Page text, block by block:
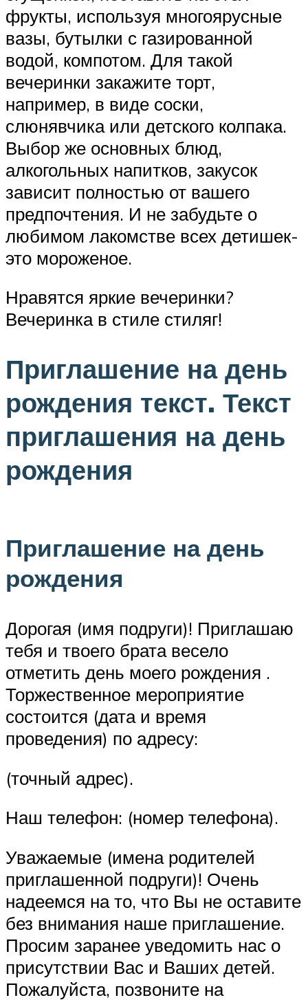
фрукты, используя многоярусные
вазы, бутылки с газированной
водой, компотом. Для такой
вечеринки закажите торт,
например, в виде соски,
слюнявчика или детского колпака.
Выбор же основных блюд,
алкогольных напитков, закусок
зависит полностью от вашего
предпочтения. И не забудьте о
любимом лакомстве всех детишек-
это мороженое.
Нравятся яркие вечеринки?
Вечеринка в стиле стиляг!
Приглашение на день
рождения текст. Текст
приглашения на день
рождения
Приглашение на день
рождения
Дорогая (имя подруги)! Приглашаю
тебя и твоего брата весело
отметить день моего рождения .
Торжественное мероприятие
состоится (дата и время
проведения) по адресу:
(точный адрес).
Наш телефон: (номер телефона).
Уважаемые (имена родителей
приглашенной подруги)! Очень
надеемся на то, что Вы не оставите
без внимания наше приглашение.
Просим заранее уведомить нас о
присутствии Вас и Ваших детей.
Пожалуйста, позвоните на